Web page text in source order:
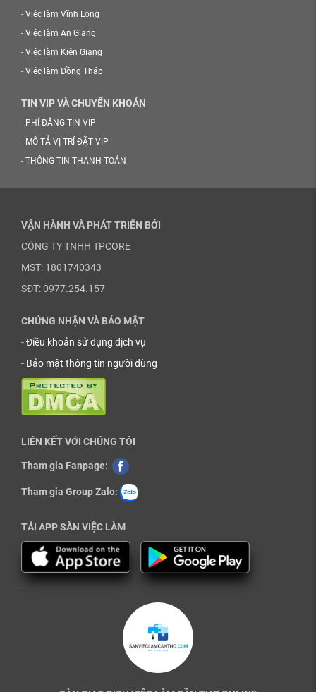
- Việc làm Vĩnh Long
- Việc làm An Giang
- Việc làm Kiên Giang
- Việc làm Đồng Tháp
TIN VIP VÀ CHUYỂN KHOẢN
- PHÍ ĐĂNG TIN VIP
- MÔ TẢ VỊ TRÍ ĐẶT VIP
- THÔNG TIN THANH TOÁN
VẬN HÀNH VÀ PHÁT TRIỂN BỞI
CÔNG TY TNHH TPCORE
MST: 1801740343
SĐT: 0977.254.157
CHỨNG NHẬN VÀ BẢO MẬT
-Điều khoản sử dụng dịch vụ
- Bảo mật thông tin người dùng
LIÊN KẾT VỚI CHÚNG TÔI
Tham gia Fanpage:
Tham gia Group Zalo:
TẢI APP SÀN VIỆC LÀM